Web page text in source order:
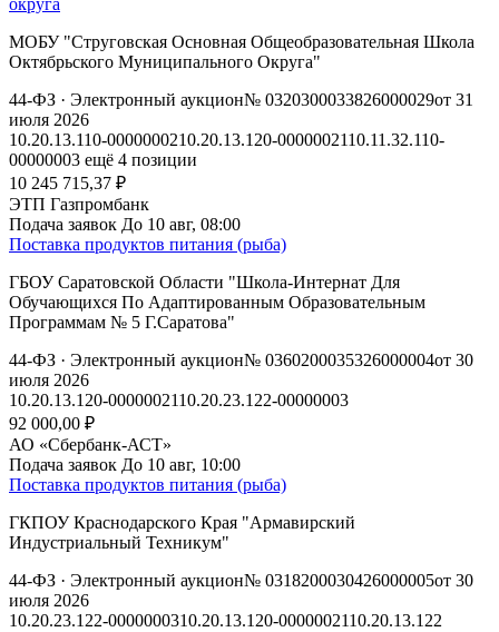
МОБУ "Струговская Основная Общеобразовательная Школа
Октябрьского Муниципального Округа"
44-ФЗ · Электронный аукцион№ 0320300033826000029от 31
июля 2026
10.20.13.110-0000000210.20.13.120-0000002110.11.32.110-
00000003 ещё 4 позиции
10 245 715,37 ₽
ЭТП Газпромбанк
Подача заявок До 10 авг, 08:00
Поставка продуктов питания (рыба)
ГБОУ Саратовской Области "Школа-Интернат Для
Обучающихся По Адаптированным Образовательным
Программам № 5 Г.Саратова"
44-ФЗ · Электронный аукцион№ 0360200035326000004от 30
июля 2026
10.20.13.120-0000002110.20.23.122-00000003
92 000,00 ₽
АО «Сбербанк-АСТ»
Подача заявок До 10 авг, 10:00
Поставка продуктов питания (рыба)
ГКПОУ Краснодарского Края "Армавирский
Индустриальный Техникум"
44-ФЗ · Электронный аукцион№ 0318200030426000005от 30
июля 2026
10.20.23.122-0000000310.20.13.120-0000002110.20.13.122